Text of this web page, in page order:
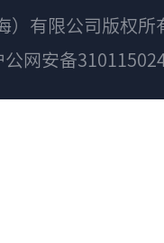
）有限公司版权
公网安备